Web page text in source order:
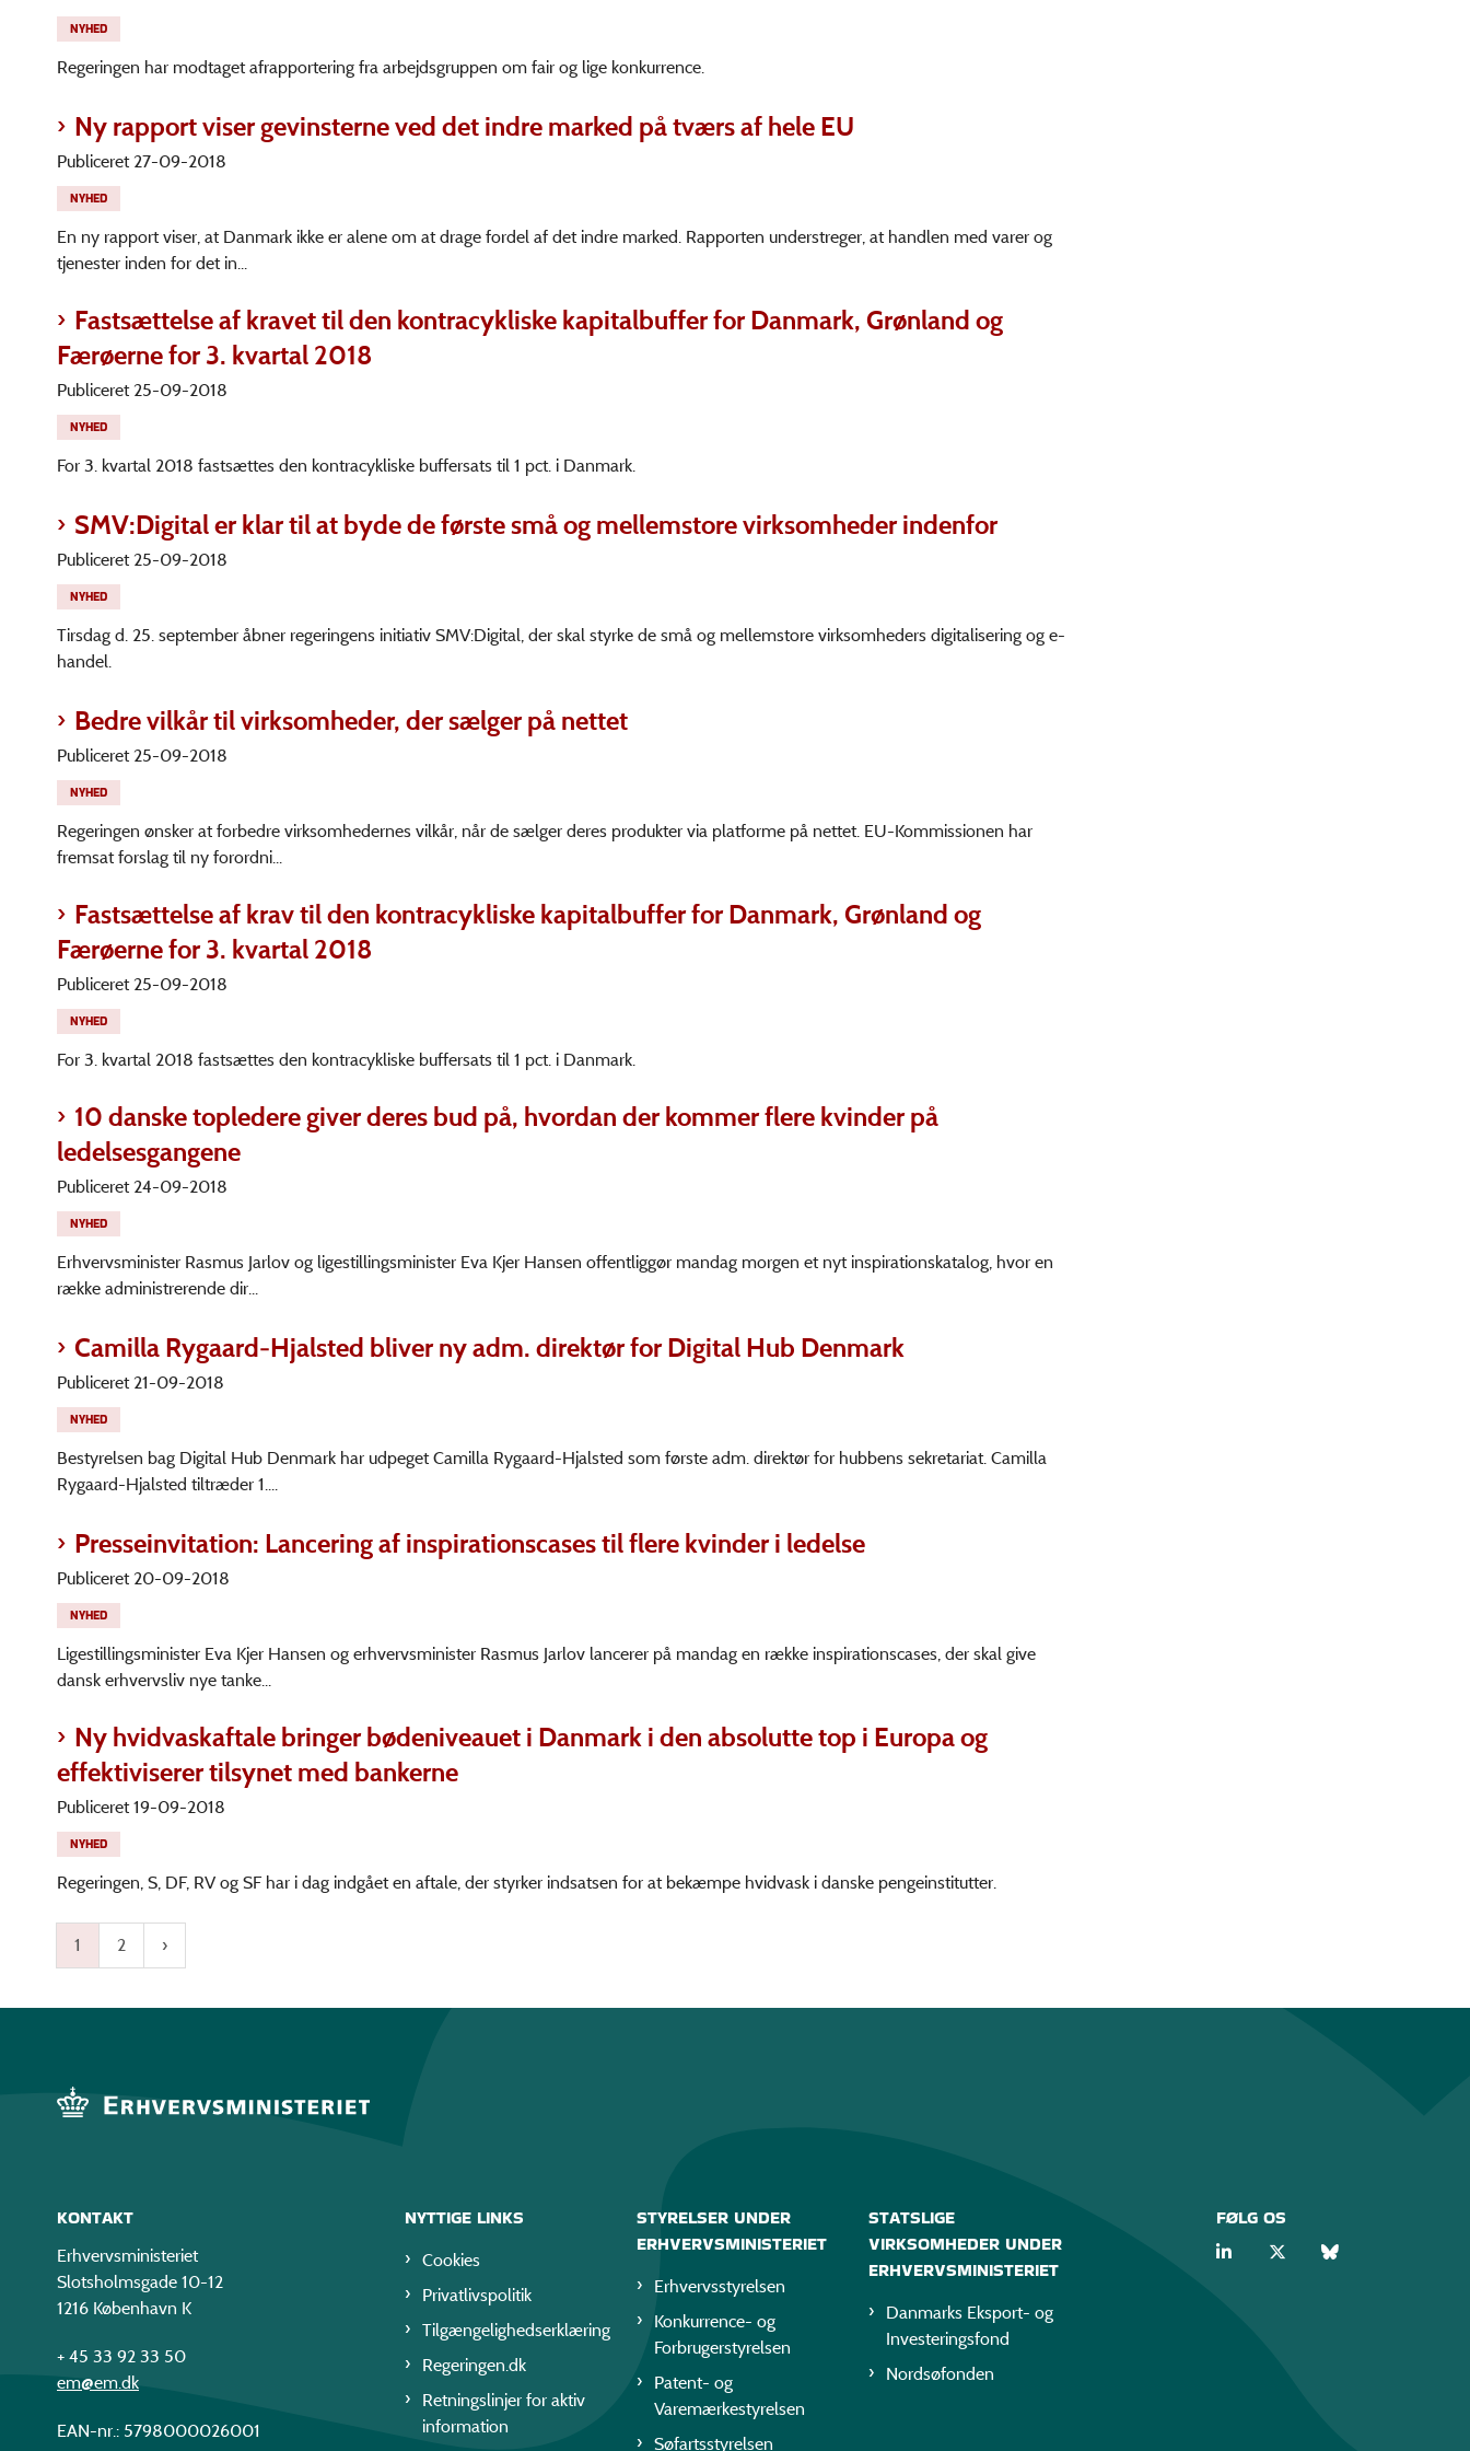
NYHED
Regeringen har modtaget afrapportering fra arbejdsgruppen om fair og lige konkurrence.
Ny rapport viser gevinsterne ved det indre marked på tværs af hele EU
Publiceret 27-09-2018
NYHED
En ny rapport viser, at Danmark ikke er alene om at drage fordel af det indre marked. Rapporten understreger, at handlen med varer og
tjenester inden for det in...
Fastsættelse af kravet til den kontracykliske kapitalbuffer for Danmark, Grønland og
Færøerne for 3. kvartal 2018
Publiceret 25-09-2018
NYHED
For 3. kvartal 2018 fastsættes den kontracykliske buffersats til 1 pct. i Danmark.
SMV:Digital er klar til at byde de første små og mellemstore virksomheder indenfor
Publiceret 25-09-2018
NYHED
Tirsdag d. 25. september åbner regeringens initiativ SMV:Digital, der skal styrke de små og mellemstore virksomheders digitalisering og e-
handel.
Bedre vilkår til virksomheder, der sælger på nettet
Publiceret 25-09-2018
NYHED
Regeringen ønsker at forbedre virksomhedernes vilkår, når de sælger deres produkter via platforme på nettet. EU-Kommissionen har
fremsat forslag til ny forordni...
Fastsættelse af krav til den kontracykliske kapitalbuffer for Danmark, Grønland og
Færøerne for 3. kvartal 2018
Publiceret 25-09-2018
NYHED
For 3. kvartal 2018 fastsættes den kontracykliske buffersats til 1 pct. i Danmark.
10 danske topledere giver deres bud på, hvordan der kommer flere kvinder på
ledelsesgangene
Publiceret 24-09-2018
NYHED
Erhvervsminister Rasmus Jarlov og ligestillingsminister Eva Kjer Hansen offentliggør mandag morgen et nyt inspirationskatalog, hvor en
række administrerende dir...
Camilla Rygaard-Hjalsted bliver ny adm. direktør for Digital Hub Denmark
Publiceret 21-09-2018
NYHED
Bestyrelsen bag Digital Hub Denmark har udpeget Camilla Rygaard-Hjalsted som første adm. direktør for hubbens sekretariat. Camilla
Rygaard-Hjalsted tiltræder 1....
Presseinvitation: Lancering af inspirationscases til flere kvinder i ledelse
Publiceret 20-09-2018
NYHED
Ligestillingsminister Eva Kjer Hansen og erhvervsminister Rasmus Jarlov lancerer på mandag en række inspirationscases, der skal give
dansk erhvervsliv nye tanke...
Ny hvidvaskaftale bringer bødeniveauet i Danmark i den absolutte top i Europa og
effektiviserer tilsynet med bankerne
Publiceret 19-09-2018
NYHED
Regeringen, S, DF, RV og SF har i dag indgået en aftale, der styrker indsatsen for at bekæmpe hvidvask i danske pengeinstitutter.
1 2
KONTAKT
Erhvervsministeriet
Slotsholmsgade 10-12
1216 København K
+ 45 33 92 33 50
em@em.dk
EAN-nr.: 5798000026001
NYTTIGE LINKS
Cookies
Privatlivspolitik
Tilgængelighedserklæring
Regeringen.dk
Retningslinjer for aktiv
information
STYRELSER UNDER
ERHVERVSMINISTERIET
Erhvervsstyrelsen
Konkurrence- og
Forbrugerstyrelsen
Patent- og
Varemærkestyrelsen
Søfartsstyrelsen
STATSLIGE
VIRKSOMHEDER UNDER
ERHVERVSMINISTERIET
Danmarks Eksport- og
Investeringsfond
Nordsøfonden
FØLG OS